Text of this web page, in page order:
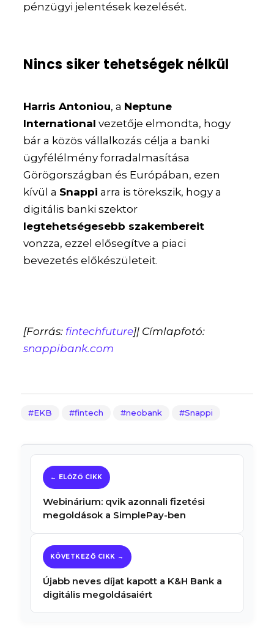
pénzügyi jelentések kezelését.
Nincs siker tehetségek nélkül
Harris Antoniou, a Neptune
International vezetője elmondta, hogy
bár a közös vállalkozás célja a banki
ügyfélélmény forradalmasítása
Görögországban és Európában, ezen
kívül a Snappi arra is törekszik, hogy a
digitális banki szektor
legtehetségesebb szakembereit
vonzza, ezzel elősegítve a piaci
bevezetés előkészületeit.
[Forrás: fintechfuture]| Címlapfotó:
snappibank.com
EKB fintech neobank Snappi
Webinárium: qvik azonnali fizetési
megoldások a SimplePay-ben
Újabb neves díjat kapott a K&H Bank a
digitális megoldásaiért